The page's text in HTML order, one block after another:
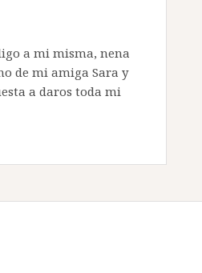
a mi misma, nena
de mi amiga Sara y
a daros toda mi